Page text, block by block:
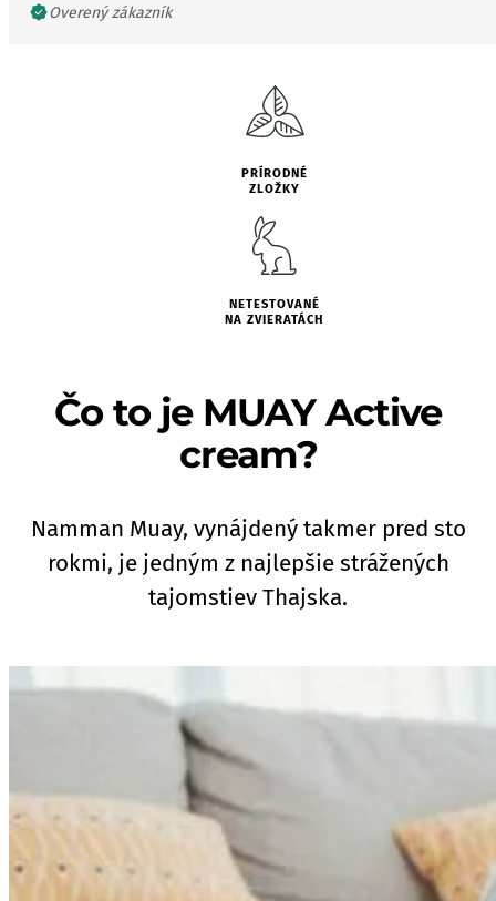
Overený zákazník
PRÍRODNÉ
ZLOŽKY
NETESTOVANÉ
NA ZVIERATÁCH
Čo to je MUAY Active
cream?
Namman Muay, vynájdený takmer pred sto
rokmi, je jedným z najlepšie strážených
tajomstiev Thajska.